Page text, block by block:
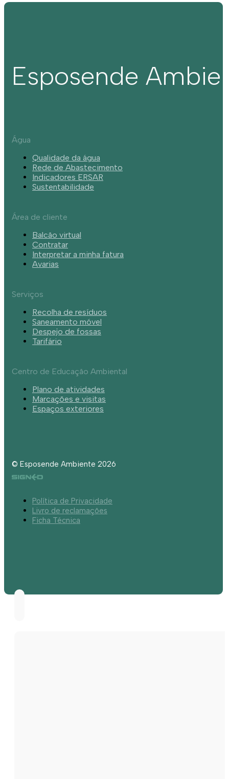
Esposende
Água
Qualidade da água
Rede de Abastecimento
Indicadores ERSAR
Sustentabilidade
Área de cliente
Balcão virtual
Contratar
Interpretar a minha fatura
Avarias
Serviços
Recolha de resíduos
Saneamento móvel
Despejo de fossas
Tarifário
Centro de Educação Ambiental
Plano de atividades
Marcações e visitas
Espaços exteriores
© Esposende Ambiente 2026
Política de Privacidade
Livro de reclamações
Ficha Técnica